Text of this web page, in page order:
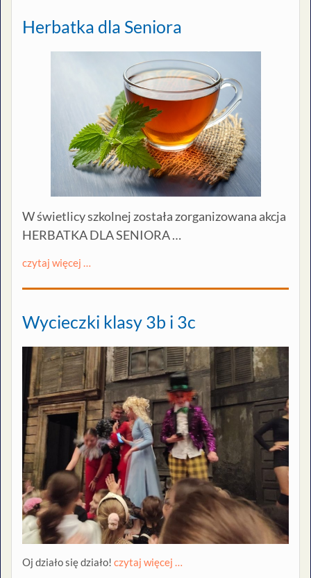
Herbatka dla Seniora
W świetlicy szkolnej została zorganizowana akcja
HERBATKA DLA SENIORA…
czytaj więcej …
Wycieczki klasy 3b i 3c
Oj działo się działo! czytaj więcej …